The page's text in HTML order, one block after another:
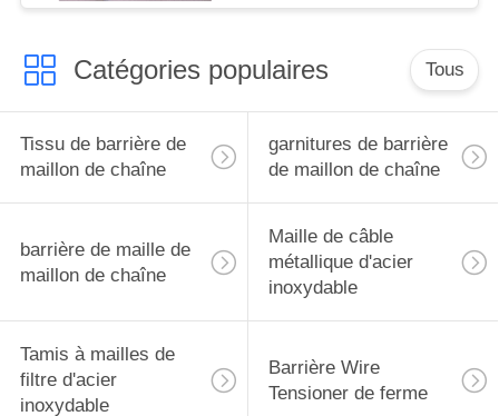
Catégories populaires Tous
Tissu de barrière de
maillon de chaîne
garnitures de barrière
de maillon de chaîne
barrière de maille de
maillon de chaîne
Maille de câble
métallique d'acier
inoxydable
Tamis à mailles de
filtre d'acier
inoxydable
Barrière Wire
Tensioner de ferme